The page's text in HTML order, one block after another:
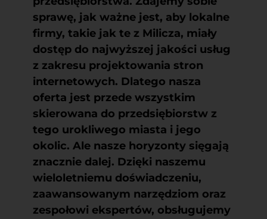
sprawę, jak ważne jest, aby lokalne
firmy, takie jak te z Milicza, miały
dostęp do najwyższej jakości usług
z zakresu projektowania stron
internetowych. Dlatego nasza
oferta jest przede wszystkim
skierowana do przedsiębiorstw z
tego urokliwego miasta i jego
okolic. Ale nasze horyzonty sięgają
znacznie dalej. Dzięki naszemu
wieloletniemu doświadczeniu,
zaawansowanym narzędziom oraz
zespołowi ekspertów, obsługujemy